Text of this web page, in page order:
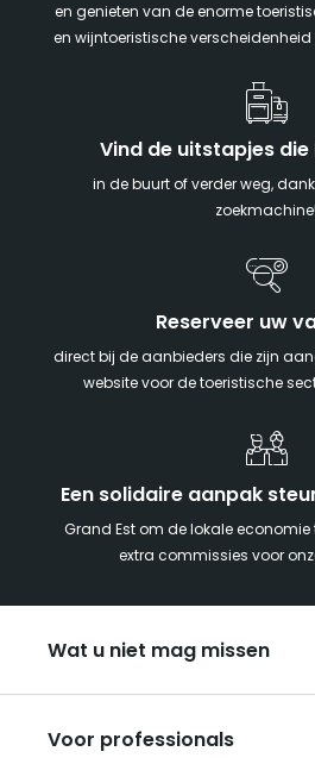
en genieten van de enorme
en wijntoeristische
Vind de uitstapjes die
in de buurt of verder weg,
zoekmachine!
Reserveer uw
direct bij de aanbieders die zijn
website voor de toeristische
Een solidaire aanpak
Grand Est om de lokale economie
extra commissies voor
Wat u niet mag missen
Met z’n tweeën
Voor professionals